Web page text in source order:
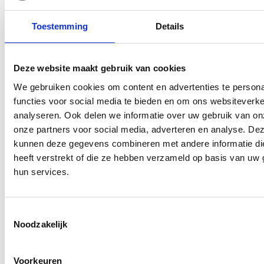
Toestemming Details
Deze website maakt gebruik van cookies
We gebruiken cookies om content en advertenties te
functies voor social media te bieden en om ons
analyseren. Ook delen we informatie over uw gebruik van
onze partners voor social media, adverteren en analyse.
kunnen deze gegevens combineren met andere informatie
heeft verstrekt of die ze hebben verzameld op basis van uw
hun services.
Noodzakelijk
Voorkeuren
Neem contact op
Ben je benieuwd wat wij voor jou of jouw organisatie
kunnen betekenen?
Business
Leiderschap vraagt bewustzijn.
Commitment maakt het zichtbaar in gedrag.
KERNBOODSCHAP & KERNWAARDEN
Kernboodschap (1 zin)
nemen voor wat ik leidt.
Kernwaarden (onderscheidend en niet overlappend)